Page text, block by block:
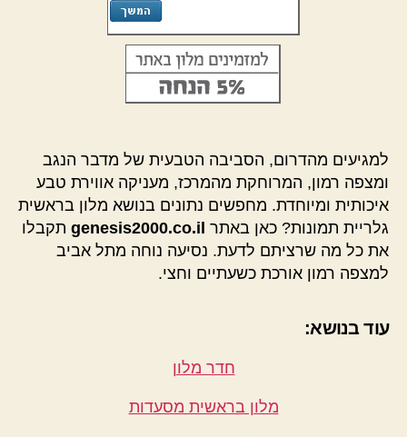
למגיעים מהדרום, הסביבה הטבעית של מדבר הנגב
ומצפה רמון, המרוחקת מהמרכז, מעניקה אווירת טבע
איכותית ומיוחדת. מחפשים נתונים בנושא מלון בראשית
גלריית תמונות? כאן באתר genesis2000.co.il תקבלו
את כל מה שרציתם לדעת. נסיעה נוחה מתל אביב
למצפה רמון אורכת כשעתיים וחצי.
עוד בנושא:
חדר מלון
מלון בראשית מסעדות